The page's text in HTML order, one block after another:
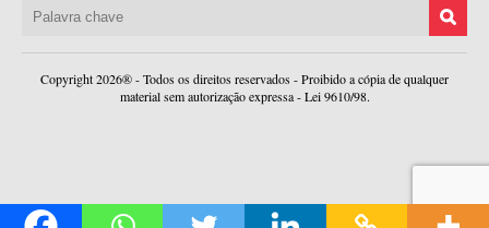
Copyright 2026® - Todos os direitos reservados - Proibido a cópia de qualquer
material sem autorização expressa - Lei 9610/98.